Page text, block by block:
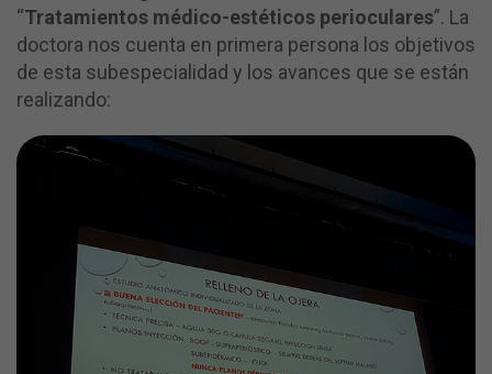
“Tratamientos médico-estéticos perioculares”. La
doctora nos cuenta en primera persona los objetivos
de esta subespecialidad y los avances que se están
realizando: